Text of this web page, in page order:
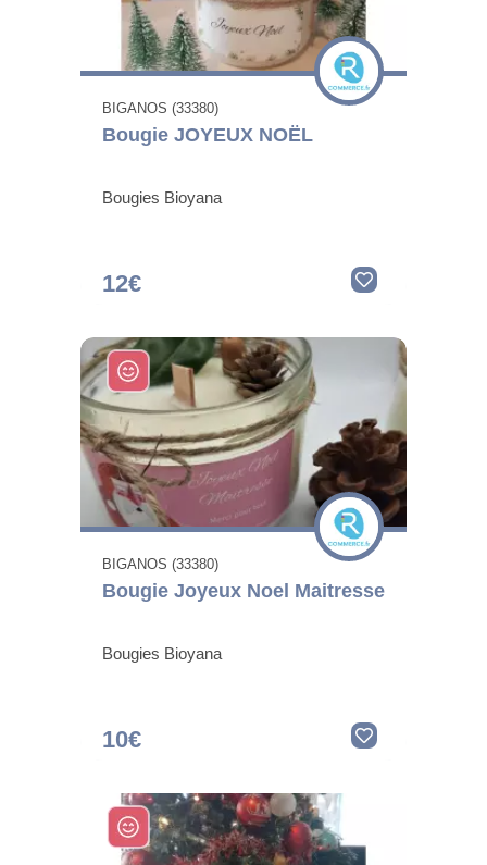
BIGANOS (33380)
Bougie JOYEUX NOËL
Bougies Bioyana
12€
BIGANOS (33380)
Bougie Joyeux Noel Maitresse
Bougies Bioyana
10€